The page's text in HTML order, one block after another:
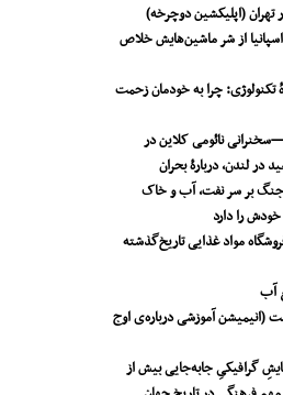
(اپلیکشین دوچرخه)
از شر ماشین‌هایش خلاص
تکنولوژی: چرا به خودمان زحمت
نائومی کلاین در
در لندن، دربارۀ بحران
بر سر نفت، آب و خاک
را دارد
مواد غذایی تاریخ‌گذشته
آب
(انیمیشن آموزشی درباره‌ی اوج
گرافیکیِ جا‌به‌جایی بیش از